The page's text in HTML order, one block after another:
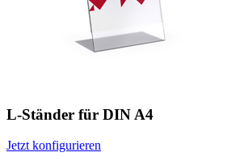
L-Ständer für DIN A4
Jetzt konfigurieren